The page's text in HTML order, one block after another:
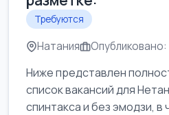
Требуются
Натания Опубликовано:
Ниже представлен
список вакансий для
спинтакса и без эмодзи, в